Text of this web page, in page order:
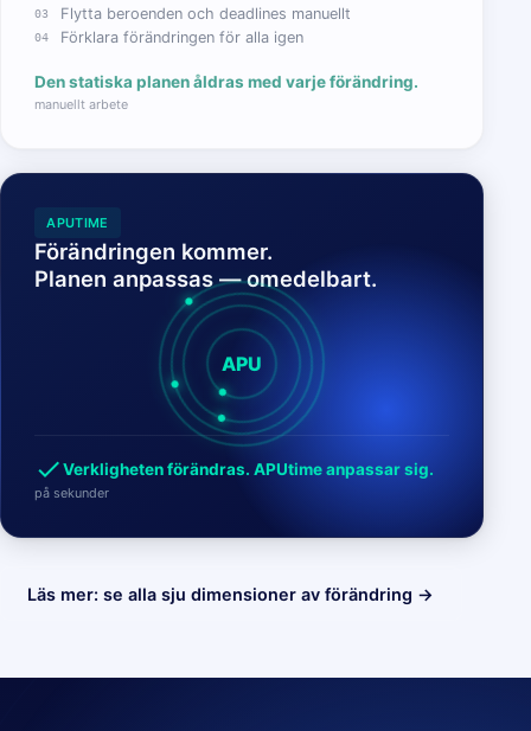
03 Flytta beroenden och deadlines manuellt
04 Förklara förändringen för alla igen
Den statiska planen åldras med varje förändring.
manuellt arbete
APUTIME
Förändringen kommer.
Planen anpassas — omedelbart.
APU
checkVerkligheten förändras. APUtime anpassar sig.
på sekunder
Läs mer: se alla sju dimensioner av förändring →